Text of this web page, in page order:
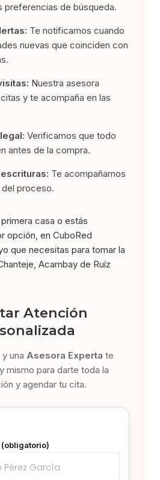
preferencias de búsqueda.
Te notificamos cuando
nuevas que coinciden con
Nuestra asesora
y te acompaña en las
Verificamos que todo
antes de la compra.
Te acompañamos
del proceso.
casa o estás
opción, en CuboRed
que necesitas para tomar la
Acambay de Ruíz
Atención
una Asesora Experta te
mismo para darte toda la
y agendar tu cita.
(obligatorio)